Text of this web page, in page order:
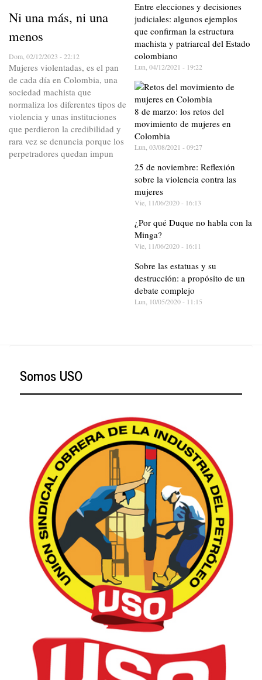
Ni una más, ni una
menos
Dom, 02/12/2023 - 22:12
Mujeres violentadas, es el pan
de cada día en Colombia, una
sociedad machista que
normaliza los diferentes tipos de
violencia y unas instituciones
que perdieron la credibilidad y
rara vez se denuncia porque los
perpetradores quedan impun
Entre elecciones y decisiones
judiciales: algunos ejemplos
que confirman la estructura
machista y patriarcal del Estado
colombiano
Lun, 04/12/2021 - 19:22
8 de marzo: los retos del
movimiento de mujeres en
Colombia
Lun, 03/08/2021 - 09:27
25 de noviembre: Reflexión
sobre la violencia contra las
mujeres
Vie, 11/06/2020 - 16:13
¿Por qué Duque no habla con la
Minga?
Vie, 11/06/2020 - 16:11
Sobre las estatuas y su
destrucción: a propósito de un
debate complejo
Lun, 10/05/2020 - 11:15
Somos USO